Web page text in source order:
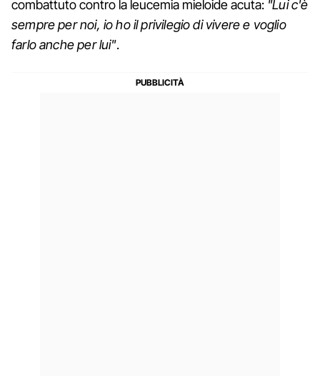
combattuto contro la leucemia mieloide acuta: "Lui c'è
sempre per noi, io ho il privilegio di vivere e voglio
farlo anche per lui".